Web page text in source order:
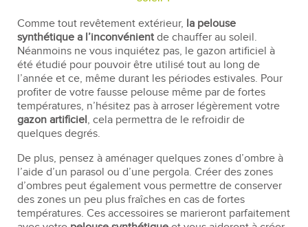
Comme tout revêtement extérieur, la pelouse
synthétique a l’inconvénient de chauffer au soleil.
Néanmoins ne vous inquiétez pas, le gazon artificiel à
été étudié pour pouvoir être utilisé tout au long de
l’année et ce, même durant les périodes estivales. Pour
profiter de votre fausse pelouse même par de fortes
températures, n’hésitez pas à arroser légèrement votre
gazon artificiel, cela permettra de le refroidir de
quelques degrés.
De plus, pensez à aménager quelques zones d’ombre à
l’aide d’un parasol ou d’une pergola. Créer des zones
d’ombres peut également vous permettre de conserver
des zones un peu plus fraîches en cas de fortes
températures. Ces accessoires se marieront parfaitement